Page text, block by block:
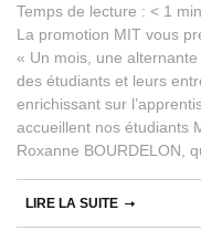
Temps de lecture : < 1
La promotion MIT vous
« Un mois, une
des étudiants et leurs
enrichissant sur
accueillent nos étudiants
Roxanne BOURDELON,
LIRE LA SUITE